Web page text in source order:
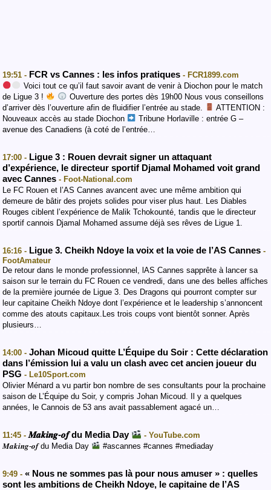
19:51 - FCR vs Cannes : les infos pratiques - FCR1899.com
Voici tout ce qu’il faut savoir avant de venir à Diochon pour le match
de Ligue 3 !
Ouverture des portes dès 19h00 Nous vous conseillons
d’arriver dès l’ouverture afin de fluidifier l’entrée au stade.
ATTENTION :
Nouveaux accès au stade Diochon
Tribune Horlaville : entrée G –
avenue des Canadiens (à coté de l’entrée…
17:00 - Ligue 3 : Rouen devrait signer un attaquant
d’expérience, le directeur sportif Djamal Mohamed voit grand
avec Cannes - Foot-National.com
Le FC Rouen et l’AS Cannes avancent avec une même ambition qui
demeure de bâtir des projets solides pour viser plus haut. Les Diables
Rouges ciblent l’expérience de Malik Tchokounté, tandis que le directeur
sportif cannois Djamal Mohamed assume déjà ses rêves de Ligue 1.
16:16 - Ligue 3. Cheikh Ndoye la voix et la voie de l’AS Cannes -
FootAmateur
De retour dans le monde professionnel, lAS Cannes sapprête à lancer sa
saison sur le terrain du FC Rouen ce vendredi, dans une des belles affiches
de la première journée de Ligue 3. Des Dragons qui pourront compter sur
leur capitaine Cheikh Ndoye dont l’expérience et le leadership s’annoncent
comme des atouts capitaux.Les trois coups vont bientôt sonner. Après
plusieurs…
14:00 - Johan Micoud quitte L’Équipe du Soir : Cette déclaration
dans l’émission lui a valu un clash avec cet ancien joueur du
PSG - Le10Sport.com
Olivier Ménard a vu partir bon nombre de ses consultants pour la prochaine
saison de L’Équipe du Soir, y compris Johan Micoud. Il y a quelques
années, le Cannois de 53 ans avait passablement agacé un…
11:45 -𝑴𝒂𝒌𝒊𝒏𝒈-𝒐𝒇 du Media Day
- YouTube.com
𝑴𝒂𝒌𝒊𝒏𝒈-𝒐𝒇 du Media Day
#ascannes #cannes #mediaday
9:49 - « Nous ne sommes pas là pour nous amuser » : quelles
sont les ambitions de Cheikh Ndoye, le capitaine de l’AS